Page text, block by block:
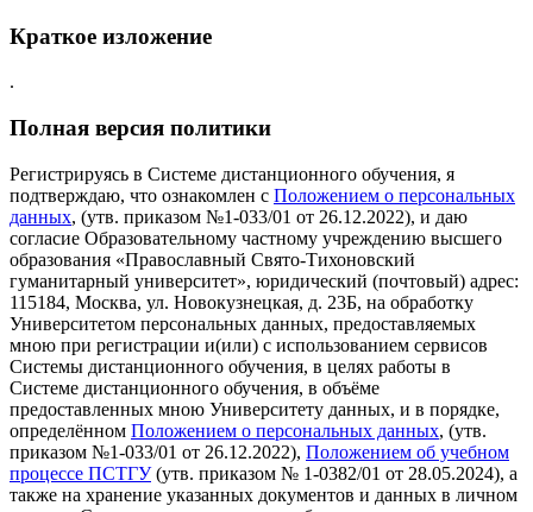
Краткое изложение
.
Полная версия политики
Регистрируясь в Системе дистанционного обучения, я
подтверждаю, что ознакомлен с Положением о персональных
данных, (утв. приказом №1-033/01 от 26.12.2022), и даю
согласие Образовательному частному учреждению высшего
образования «Православный Свято-Тихоновский
гуманитарный университет», юридический (почтовый) адрес:
115184, Москва, ул. Новокузнецкая, д. 23Б, на обработку
Университетом персональных данных, предоставляемых
мною при регистрации и(или) с использованием сервисов
Системы дистанционного обучения, в целях работы в
Системе дистанционного обучения, в объёме
предоставленных мною Университету данных, и в порядке,
определённом Положением о персональных данных, (утв.
приказом №1-033/01 от 26.12.2022), Положением об учебном
процессе ПСТГУ(утв. приказом № 1-0382/01 от 28.05.2024), а
также на хранение указанных документов и данных в личном